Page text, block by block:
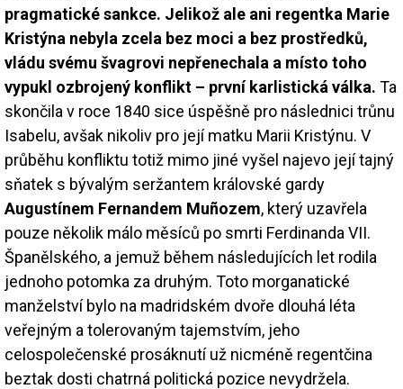
pragmatické sankce. Jelikož ale ani regentka Marie
Kristýna nebyla zcela bez moci a bez prostředků,
vládu svému švagrovi nepřenechala a místo toho
vypukl ozbrojený konflikt – první karlistická válka. Ta
skončila v roce 1840 sice úspěšně pro následnici trůnu
Isabelu, avšak nikoliv pro její matku Marii Kristýnu. V
průběhu konfliktu totiž mimo jiné vyšel najevo její tajný
sňatek s bývalým seržantem královské gardy
Augustínem Fernandem Muñozem, který uzavřela
pouze několik málo měsíců po smrti Ferdinanda VII.
Španělského, a jemuž během následujících let rodila
jednoho potomka za druhým. Toto morganatické
manželství bylo na madridském dvoře dlouhá léta
veřejným a tolerovaným tajemstvím, jeho
celospolečenské prosáknutí už nicméně regentčina
beztak dosti chatrná politická pozice nevydržela.